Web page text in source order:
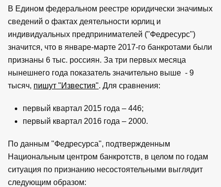
В Едином федеральном реестре юридически значимых
сведений о фактах деятельности юрлиц и
индивидуальных предпринимателей ("Федресурс")
значится, что в январе-марте 2017-го банкротами были
признаны 6 тыс. россиян. За три первых месяца
нынешнего года показатель значительно выше - 9
тысяч, пишут "Известия". Для сравнения:
первый квартал 2015 года – 446;
первый квартал 2016 года – 2000.
По данным "Федресурса", подтвержденным
Национальным центром банкротств, в целом по годам
ситуация по признанию несостоятельными выглядит
следующим образом: